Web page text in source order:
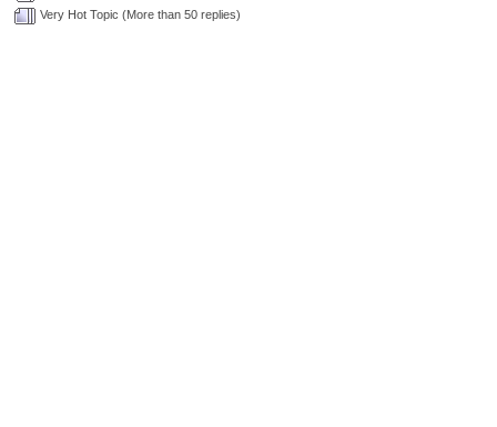
Very Hot Topic (More than 50 replies)